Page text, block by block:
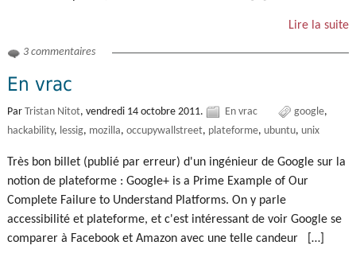
Lire la suite
3 commentaires
En vrac
Par Tristan Nitot, vendredi 14 octobre 2011. En vrac
google
hackability
lessig mozilla occupywallstreet plateforme ubuntu unix
Très bon billet (publié par erreur) d'un ingénieur de Google sur la
notion de plateforme : Google+ is a Prime Example of Our
Complete Failure to Understand Platforms. On y parle
accessibilité et plateforme, et c'est intéressant de voir Google se
comparer à Facebook et Amazon avec une telle candeur […]